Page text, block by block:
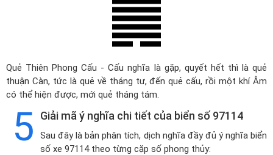
Quẻ Thiên Phong Cấu - Cấu nghĩa là gặp, quyết hết thì là quẻ
thuận Càn, tức là quẻ về tháng tư, đến quẻ cấu, rồi một khí Âm
có thể hiện được, mới quẻ tháng tám.
5 Giải mã ý nghĩa chi tiết của biển số 97114
Sau đây là bản phân tích, dịch nghĩa đầy đủ ý nghĩa biển
số xe 97114 theo từng cặp số phong thủy: